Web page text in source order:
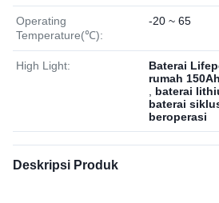
Operating
Temperature(℃):
-20 ~ 65
High Light:
Baterai
rumah 150Ah
baterai
baterai
beroperasi
Deskripsi Produk